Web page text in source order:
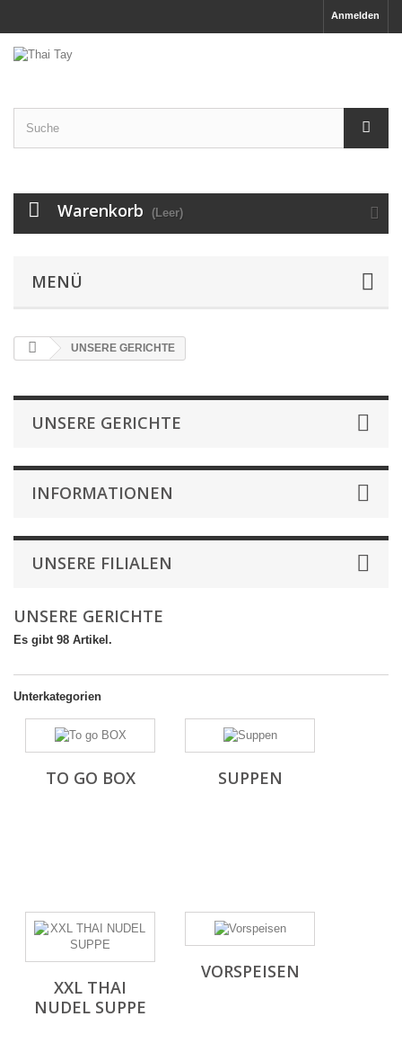
Anmelden
Warenkorb (Leer)
MENÜ
UNSERE GERICHTE
UNSERE GERICHTE
INFORMATIONEN
UNSERE FILIALEN
UNSERE GERICHTE
Es gibt 98 Artikel.
Unterkategorien
TO GO BOX SUPPEN
XXL THAI
NUDEL SUPPE
VORSPEISEN